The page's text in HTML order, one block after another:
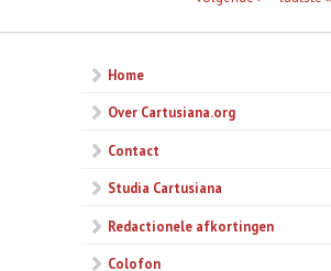
Home
Over Cartusiana.org
Contact
Studia Cartusiana
Redactionele afkortingen
Colofon